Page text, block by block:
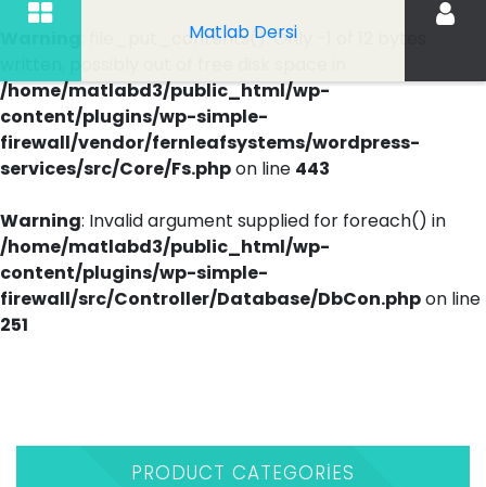
: file_put_contents(): Only -1 of 12 bytes
/home/matlabd3/public_html/wp-
content/plugins/wp-simple-
firewall/vendor/fernleafsystems/wordpress-
services/src/Core/Fs.phpon line 443
Warning: Invalid argument supplied for foreach() in
/home/matlabd3/public_html/wp-
content/plugins/wp-simple-
firewall/src/Controller/Database/DbCon.phpon line
251
Matlab Dersi
PRODUCT CATEGORIES